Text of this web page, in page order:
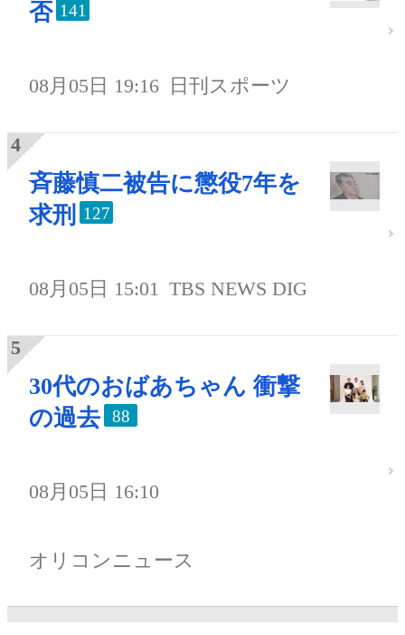
否 141
08月05日 19:16 日刊スポーツ
斉藤慎二被告に懲役7年を
求刑
127
08月05日 15:01 TBS NEWS DIG
30代のおばあちゃん 衝撃
の過去
88
08月05日 16:10
オリコンニュース